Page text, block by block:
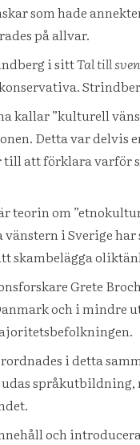
som hade
på allvar.
i sittTal till
kallar ”kulturell
Detta var delvis
att förklara
teorin om
i Sverige
skambelägga
Grete
och i mindre
i detta
och